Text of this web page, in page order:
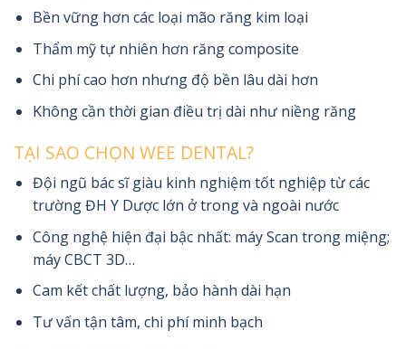
Bền vững hơn các loại mão răng kim loại
Thẩm mỹ tự nhiên hơn răng composite
Chi phí cao hơn nhưng độ bền lâu dài hơn
Không cần thời gian điều trị dài như niềng răng
TẠI SAO CHỌN WEE DENTAL?
Đội ngũ bác sĩ giàu kinh nghiệm tốt nghiệp từ các
trường ĐH Y Dược lớn ở trong và ngoài nước
Công nghệ hiện đại bậc nhất: máy Scan trong miệng;
máy CBCT 3D…
Cam kết chất lượng, bảo hành dài hạn
Tư vấn tận tâm, chi phí minh bạch